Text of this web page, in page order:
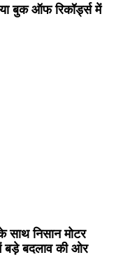
बुक ऑफ रिकॉर्ड्स में
साथ निसान मोटर
बड़े बदलाव की ओर